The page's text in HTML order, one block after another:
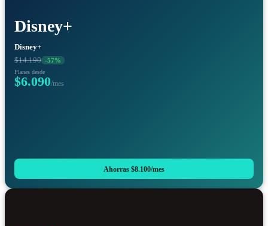
Disney+
Disney+
$14.190 -57%
Planes desde
$6.090/mes
Ahorras $8.100/mes